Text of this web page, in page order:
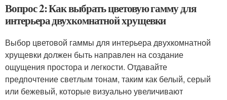
Вопрос 2: Как выбрать цветовую гамму для
интерьера двухкомнатной хрущевки
Выбор цветовой гаммы для интерьера двухкомнатной
хрущевки должен быть направлен на создание
ощущения простора и легкости. Отдавайте
предпочтение светлым тонам, таким как белый, серый
или бежевый, которые визуально увеличивают